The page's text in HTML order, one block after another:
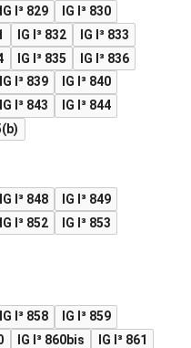
IG I³ 829
IG I³ 830
IG I³ 832
IG I³ 833
IG I³ 835
IG I³ 836
IG I³ 839
IG I³ 840
IG I³ 843
IG I³ 844
IG I³ 848
IG I³ 849
IG I³ 852
IG I³ 853
IG I³ 858
IG I³ 859
IG I³ 860bis
IG I³ 861